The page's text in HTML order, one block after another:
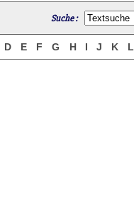
Suche :
D E F G H I J K